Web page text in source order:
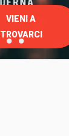
VIENI A
TROVARCI